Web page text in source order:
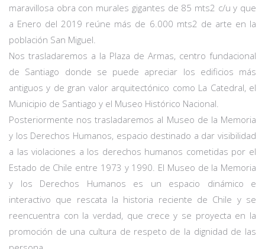
maravillosa obra con murales gigantes de 85 mts2 c/u y que
a Enero del 2019 reúne más de 6.000 mts2 de arte en la
población San Miguel.
Nos trasladaremos a la Plaza de Armas, centro fundacional
de Santiago donde se puede apreciar los edificios más
antiguos y de gran valor arquitectónico como La Catedral, el
Municipio de Santiago y el Museo Histórico Nacional.
Posteriormente nos trasladaremos al Museo de la Memoria
y los Derechos Humanos, espacio destinado a dar visibilidad
a las violaciones a los derechos humanos cometidas por el
Estado de Chile entre 1973 y 1990. El Museo de la Memoria
y los Derechos Humanos es un espacio dinámico e
interactivo que rescata la historia reciente de Chile y se
reencuentra con la verdad, que crece y se proyecta en la
promoción de una cultura de respeto de la dignidad de las